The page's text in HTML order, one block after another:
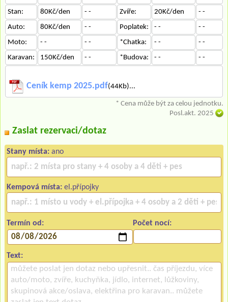
Stan:
80Kč/den - - Zvíře: 20Kč/den
- -
Auto:
80Kč/den - - Poplatek: - -
- -
Moto:
- - - - *Chatka: - -
- -
Karavan:
150Kč/den - - *Budova: - - - -
Ceník kemp 2025.pdf(44Kb)...
* Cena může být za celou jednotku.
Posl.akt. 2025
Zaslat rezervaci/dotaz
Stany místa: ano
Kempová místa: el.přípojky
Termín od: Počet nocí:
Text: